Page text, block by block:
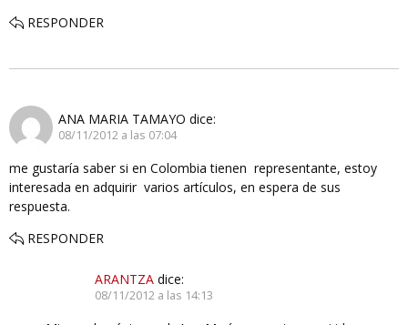
RESPONDER
ANA MARIA TAMAYO dice:
08/11/2012 a las 07:04
me gustaría saber si en Colombia tienen representante, estoy
interesada en adquirir varios artículos, en espera de sus
respuesta.
RESPONDER
ARANTZA dice:
08/11/2012 a las 14:13